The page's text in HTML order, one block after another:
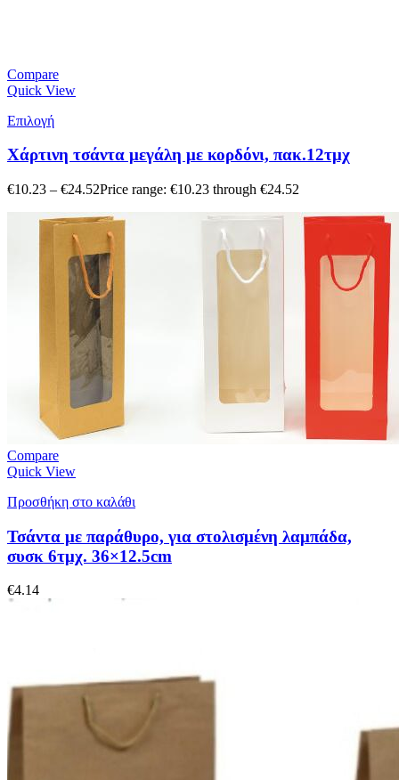
Compare
Quick View
Επιλογή
Χάρτινη τσάντα μεγάλη με κορδόνι, πακ.12τμχ
€10.23 – €24.52Price range: €10.23 through €24.52
Compare
Quick View
Προσθήκη στο καλάθι
Τσάντα με παράθυρο, για στολισμένη λαμπάδα,
συσκ 6τμχ. 36×12.5cm
€4.14